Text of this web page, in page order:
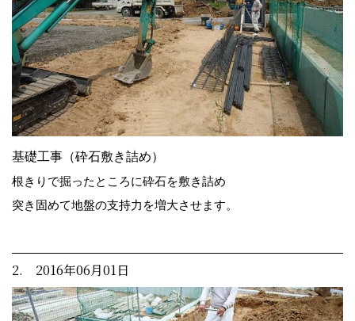
基礎工事（砕石敷き詰め）
根きりで掘ったところに砕石を敷き詰め
突き固めて地盤の支持力を増大させます。
2. 2016年06月01日